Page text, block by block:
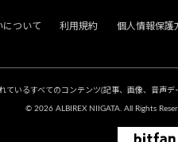
について 利用規約 個人情報保護
ているすべてのコンテンツ(記事、画像、音声デ
© 2026 ALBIREX NIIGATA. All Rights